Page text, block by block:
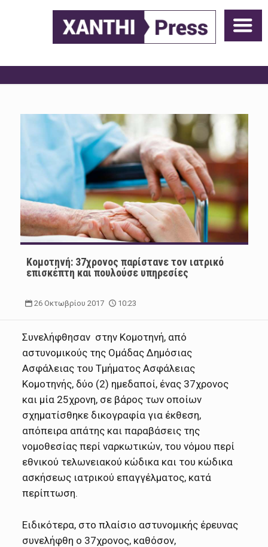
Κομοτηνή: 37χρονος παρίστανε τον ιατρικό
επισκέπτη και πουλούσε υπηρεσίες
26 Οκτωβρίου 2017 10:23
Συνελήφθησαν στην Κομοτηνή, από
αστυνομικούς της Ομάδας Δημόσιας
Ασφάλειας του Τμήματος Ασφάλειας
Κομοτηνής, δύο (2) ημεδαποί, ένας 37χρονος
και μία 25χρονη, σε βάρος των οποίων
σχηματίσθηκε δικογραφία για έκθεση,
απόπειρα απάτης και παραβάσεις της
νομοθεσίας περί ναρκωτικών, του νόμου περί
εθνικού τελωνειακού κώδικα και του κώδικα
ασκήσεως ιατρικού επαγγέλματος, κατά
περίπτωση.
Ειδικότερα, στο πλαίσιο αστυνομικής έρευνας
συνελήφθη ο 37χρονος, καθόσον,